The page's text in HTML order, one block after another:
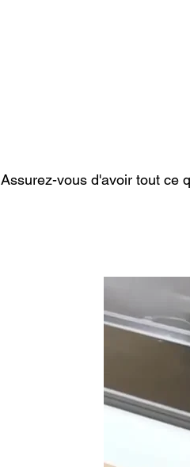
Assurez-vous d'avoir tout ce